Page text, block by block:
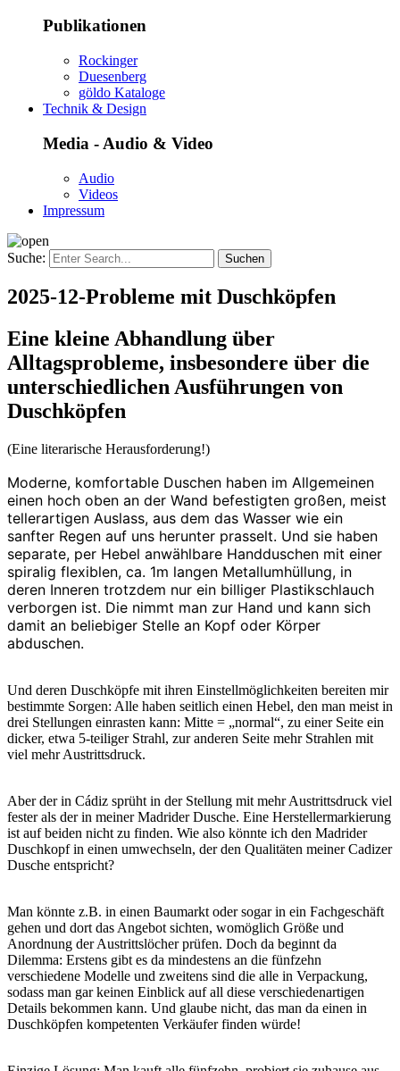
Publikationen
Rockinger
Duesenberg
göldo Kataloge
Technik & Design
Media - Audio & Video
Audio
Videos
Impressum
Suche:
2025-12-Probleme mit Duschköpfen
Eine kleine Abhandlung über
Alltagsprobleme, insbesondere über die
unterschiedlichen Ausführungen von
Duschköpfen
(Eine literarische Herausforderung!)
Moderne, komfortable Duschen haben im Allgemeinen
einen hoch oben an der Wand befestigten großen, meist
tellerartigen Auslass, aus dem das Wasser wie ein
sanfter Regen auf uns herunter prasselt. Und sie haben
separate, per Hebel anwählbare Handduschen mit einer
spiralig flexiblen, ca. 1m langen Metallumhüllung, in
deren Inneren trotzdem nur ein billiger Plastikschlauch
verborgen ist. Die nimmt man zur Hand und kann sich
damit an beliebiger Stelle an Kopf oder Körper
abduschen.
Und deren Duschköpfe mit ihren Einstellmöglichkeiten bereiten mir
bestimmte Sorgen: Alle haben seitlich einen Hebel, den man meist in
drei Stellungen einrasten kann: Mitte = „normal“, zu einer Seite ein
dicker, etwa 5-teiliger Strahl, zur anderen Seite mehr Strahlen mit
viel mehr Austrittsdruck.
Aber der in Cádiz sprüht in der Stellung mit mehr Austrittsdruck viel
fester als der in meiner Madrider Dusche. Eine Herstellermarkierung
ist auf beiden nicht zu finden. Wie also könnte ich den Madrider
Duschkopf in einen umwechseln, der den Qualitäten meiner Cadizer
Dusche entspricht?
Man könnte z.B. in einen Baumarkt oder sogar in ein Fachgeschäft
gehen und dort das Angebot sichten, womöglich Größe und
Anordnung der Austrittslöcher prüfen. Doch da beginnt da
Dilemma: Erstens gibt es da mindestens an die fünfzehn
verschiedene Modelle und zweitens sind die alle in Verpackung,
sodass man gar keinen Einblick auf all diese verschiedenartigen
Details bekommen kann. Und glaube nicht, das man da einen in
Duschköpfen kompetenten Verkäufer finden würde!